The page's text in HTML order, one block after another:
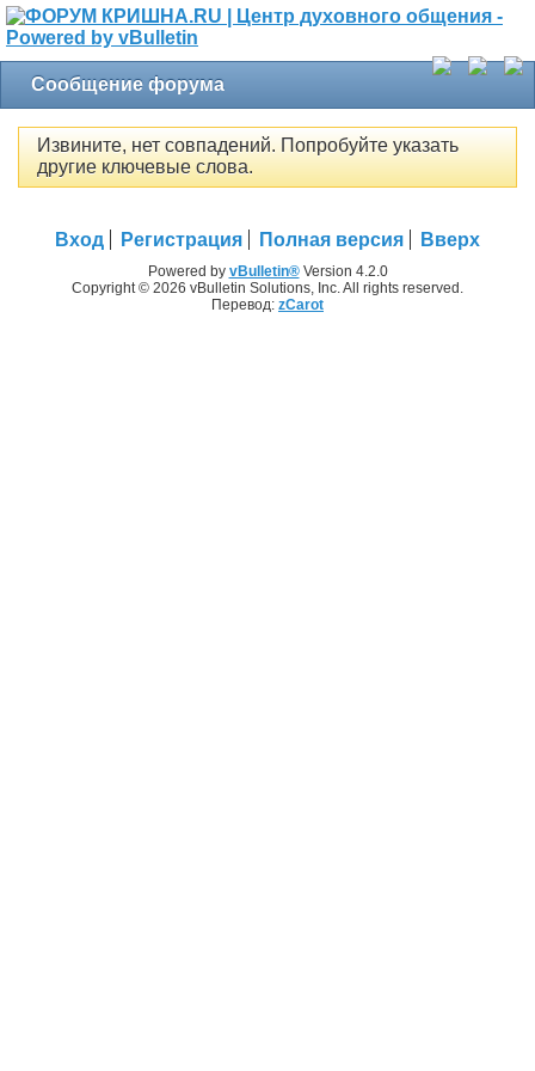
Сообщение форума
Извините, нет совпадений. Попробуйте указать
другие ключевые слова.
Вход Регистрация Полная версия Вверх
Powered by vBulletin®Version 4.2.0
Copyright © 2026 vBulletin Solutions, Inc. All rights reserved.
Перевод: zCarot